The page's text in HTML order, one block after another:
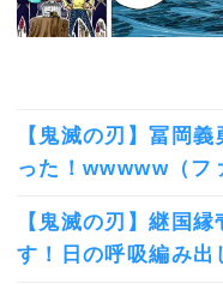
【鬼滅の刃】冨岡
った！wwwww（フ
【鬼滅の刃】継国
す！日の呼吸編み出